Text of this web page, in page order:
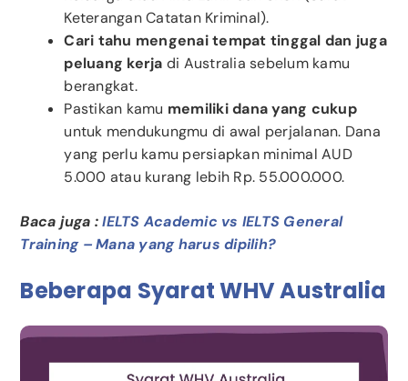
Keterangan Catatan Kriminal).
Cari tahu mengenai tempat tinggal dan juga
peluang kerja di Australia sebelum kamu
berangkat.
Pastikan kamu memiliki dana yang cukup
untuk mendukungmu di awal perjalanan. Dana
yang perlu kamu persiapkan minimal AUD
5.000 atau kurang lebih Rp. 55.000.000.
Baca juga :IELTS Academic vs IELTS General
Training – Mana yang harus dipilih?
Beberapa Syarat WHV Australia